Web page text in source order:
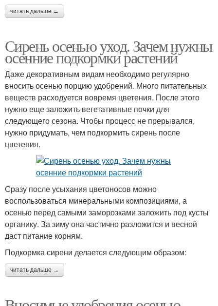
читать дальше →
Сирень осенью уход. Зачем нужны
осенние подкормки растений
Даже декоративным видам необходимо регулярно
вносить осенью порцию удобрений. Много питательных
веществ расходуется вовремя цветения. После этого
нужно еще заложить вегетативные почки для
следующего сезона. Чтобы процесс не прерывался,
нужно придумать, чем подкормить сирень после
цветения.
Сразу после усыхания цветоносов можно
воспользоваться минеральными композициями, а
осенью перед самыми заморозками заложить под кусты
органику. За зиму она частично разложится и весной
даст питание корням.
Подкормка сирени делается следующим образом:
читать дальше →